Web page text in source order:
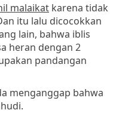
malaikat karena tidak
itu lalu dicocokkan
lain, bahwa iblis
heran dengan 2
pandangan
menganggap bahwa